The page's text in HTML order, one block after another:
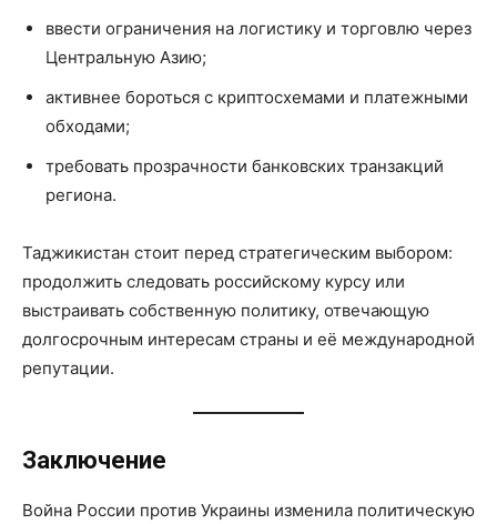
ввести ограничения на логистику и торговлю через
Центральную Азию;
активнее бороться с криптосхемами и платежными
обходами;
требовать прозрачности банковских транзакций
региона.
Таджикистан стоит перед стратегическим выбором:
продолжить следовать российскому курсу или
выстраивать собственную политику, отвечающую
долгосрочным интересам страны и её международной
репутации.
Заключение
Война России против Украины изменила политическую